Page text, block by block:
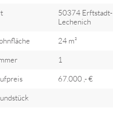
50374 Erftstadt-
Lechenich
24 m²
1
67.000 ,- €